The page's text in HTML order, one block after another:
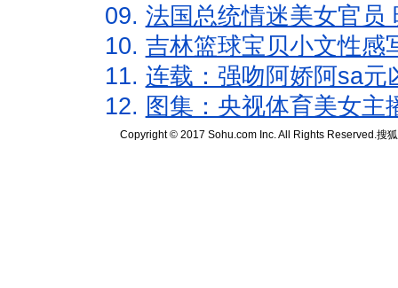
09. 法国总统情迷美女官员
10. 吉林篮球宝贝小文性感
11. 连载：强吻阿娇阿sa元
12. 图集：央视体育美女主
Copyright © 2017 Sohu.com Inc. All Rights Reserved.搜